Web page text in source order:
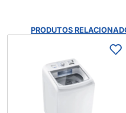
PRODUTOS